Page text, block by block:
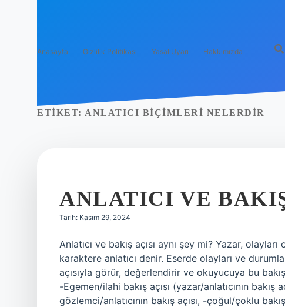
Anasayfa Gizlilik Politikası Yasal Uyarı Hakkımızda
ETIKET: ANLATICI BIÇIMLERI NELERDIR
ANLATICI VE
Tarih: Kasım 29, 2024
Anlatıcı ve bakış açısı aynı şey mi? Yazar,
karaktere anlatıcı denir. Eserde olayları ve
açısıyla görür, değerlendirir ve okuyucuya bu bakış
-Egemen/ilahi bakış açısı (yazar/anlatıcının bakış
gözlemci/anlatıcının bakış açısı, -çoğul/çoklu